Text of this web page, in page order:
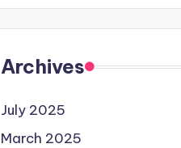
Archives
July 2025
March 2025